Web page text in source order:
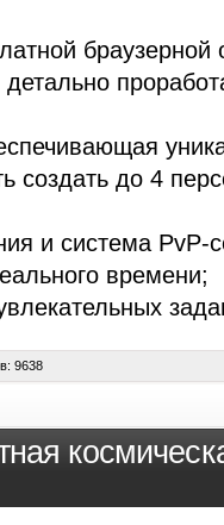
браузерной
создать до 4
и система PvP-
времени;
9638